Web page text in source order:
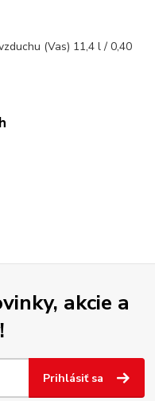
(Vas) 11,4 l / 0,40
akcie a
Prihlásiť sa